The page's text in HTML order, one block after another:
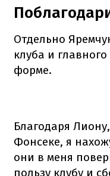
Отдельно
клуба и
форме.
Благодаря
Фонсеке, я
они в меня
пользу клубу и